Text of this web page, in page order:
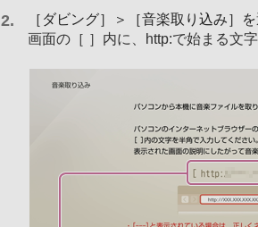
［ダビング］＞［音楽取り込み］
画面の［ ］内に、http:で始まる文